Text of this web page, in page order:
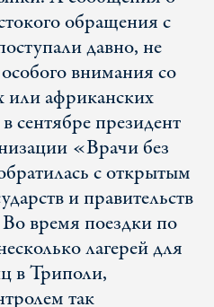
обращения с
давно, не
внимания со
или африканских
сентябре президент
«Врачи без
с открытым
и правительств
время поездки по
лагерей для
в Триполи,
так